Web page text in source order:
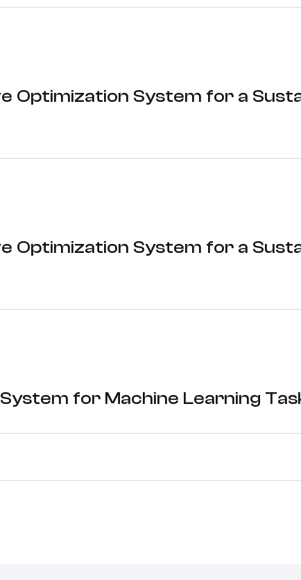
Optimization System for a
Optimization System for a
for Machine Learning